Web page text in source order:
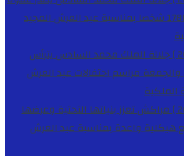
جلالة الملك محمد السادس يترأس
مراسم احتفالات عيد العرش
الملكية
مراكش تعزز بنياتها التحتية وعرضها
هيكلية واعدة بمناسبة عيد العرش